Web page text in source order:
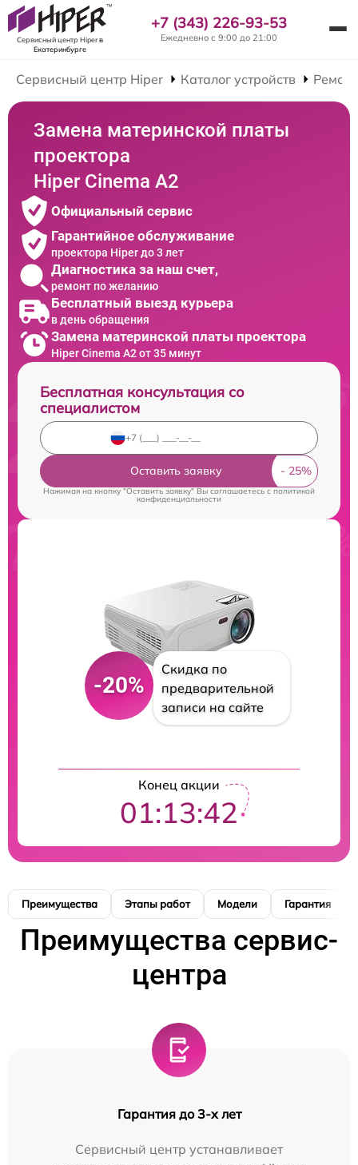
Сервисный центр Hiperв
Екатеринбурге
+7 (343) 226-93-53
Ежедневно с 9:00 до 21:00
Сервисный центр Hiper Каталог устройств
Замена материнской платы
проектора
Hiper Cinema A2
Официальный сервис
Гарантийное обслуживание
проектора Hiper до 3 лет
Диагностика за наш счет,
ремонт по желанию
Бесплатный выезд курьера
в день обращения
Замена материнской платы проектора
Hiper Cinema A2 от 35 минут
Бесплатная консультация со
специалистом
Оставить заявку
Нажимая на кнопку "Оставить заявку" Вы соглашаетесь cполитикой
конфиденциальности
-20%
Скидка по
предварительной
записи на сайте
Конец акции
01:13:41
Преимущества Этапы работ Модели Гарантия
Преимущества сервис-
центра
Гарантия до 3-х лет
Сервисный центр устанавливает